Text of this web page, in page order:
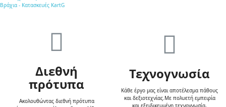
Βράχια - Κατασκευές KartG
Διεθνή
πρότυπα
Ακολουθώντας διεθνή πρότυπα
Τεχνογνωσία
Κάθε έργο μας είναι αποτέλεσμα πάθους
και δεξιοτεχνίας.Με πολυετή εμπειρία